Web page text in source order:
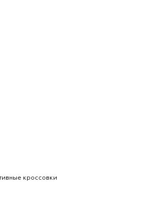
кроссовки